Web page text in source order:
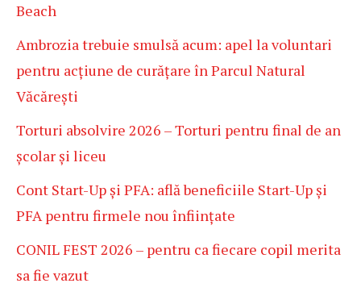
Beach
Ambrozia trebuie smulsă acum: apel la voluntari
pentru acțiune de curățare în Parcul Natural
Văcărești
Torturi absolvire 2026 – Torturi pentru final de an
școlar și liceu
Cont Start-Up și PFA: află beneficiile Start-Up și
PFA pentru firmele nou înființate
CONIL FEST 2026 – pentru ca fiecare copil merita
sa fie vazut